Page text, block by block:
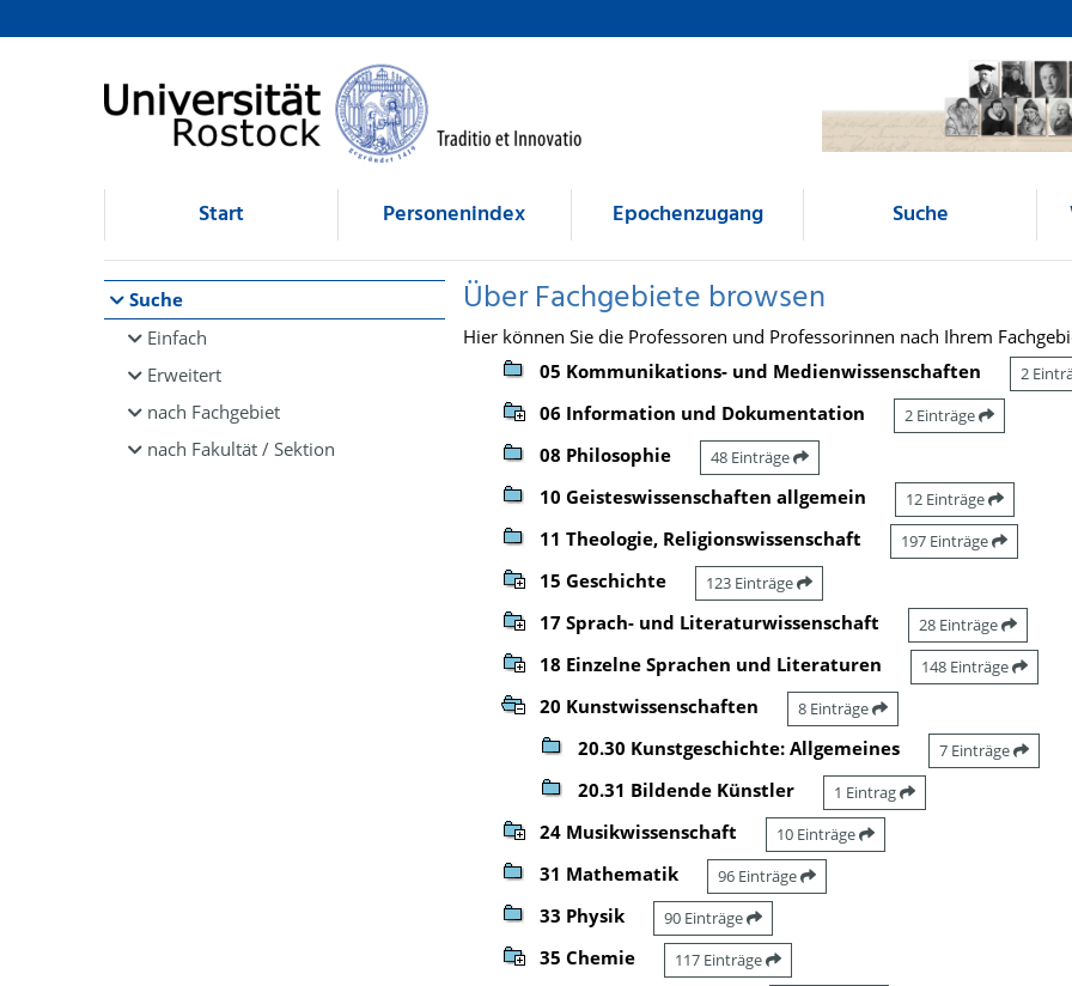
Browsen
direkt zum Inhalt
Start Personenindex Epochenzugang Suche
Suche
Einfach
Erweitert
nach Fachgebiet
nach Fakultät / Sektion
Über Fachgebiete browsen
Hier können Sie die Professoren und Professorinnen nach Ihrem
05 Kommunikations- und Medienwissenschaften
2
06 Information und Dokumentation 2 Einträge
08 Philosophie 48 Einträge
10 Geisteswissenschaften allgemein 12 Einträge
11 Theologie, Religionswissenschaft 197 Einträge
15 Geschichte 123 Einträge
17 Sprach- und Literaturwissenschaft 28 Einträge
18 Einzelne Sprachen und Literaturen 148 Einträge
20 Kunstwissenschaften 8 Einträge
20.30 Kunstgeschichte: Allgemeines 7 Einträge
20.31 Bildende Künstler 1 Eintrag
24 Musikwissenschaft 10 Einträge
31 Mathematik 96 Einträge
33 Physik 90 Einträge
35 Chemie 117 Einträge